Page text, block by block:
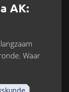
AK:
Waar